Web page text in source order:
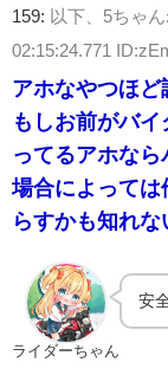
159: 以下、5ちゃ
02:15:24.771
アホなやつほ
もしお前がバ
ってるアホな
場合によっては
らすかも知れな
ライダーちゃん
安